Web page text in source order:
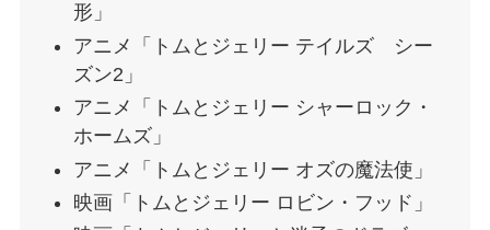
形」
アニメ「トムとジェリー テイルズ シー
ズン2」
アニメ「トムとジェリー シャーロック・
ホームズ」
アニメ「トムとジェリー オズの魔法使」
映画「トムとジェリー ロビン・フッド」